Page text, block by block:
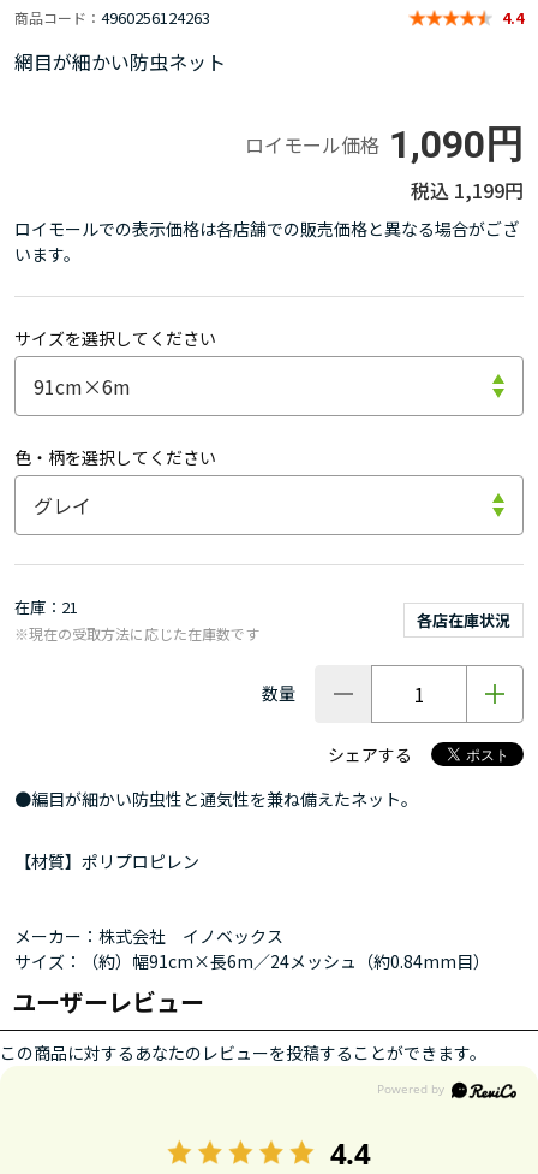
商品コード 4960256124263 4.4
網目が細かい防虫ネット
ロイモール価格 1,090円
1,199円
ロイモールでの表示価格は各店舗での販売価格と異なる場合がござ
います。
サイズを選択してください
色・柄を選択してください
在庫 21
各店在庫状況
※現在の受取方法に応じた在庫数です
数量
シェアする
●編目が細かい防虫性と通気性を兼ね備えたネット。
【材質】ポリプロピレン
メーカー：株式会社 イノベックス
サイズ：（約）幅91cm×長6m／24メッシュ（約0.84mm目）
ユーザーレビュー
この商品に対するあなたのレビューを投稿することができます。
4.4